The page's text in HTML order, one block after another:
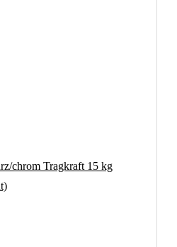
chrom Tragkraft 15 kg